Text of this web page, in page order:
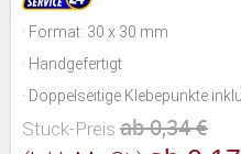
· Format: 30 x 30 mm
· Handgefertigt
· Doppelseitige Klebepunkte
Stück-Preis ab 0,34 €